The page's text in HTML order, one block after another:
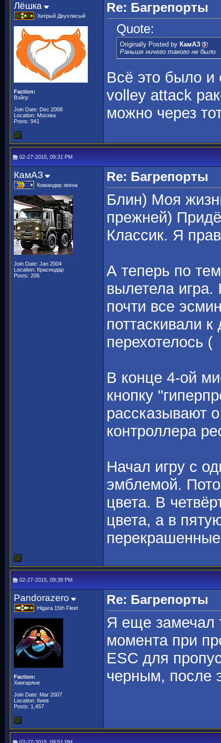
Лёшка
Хитрый Двухлисый
Faction:
Вэйгр
Join Date: Dec 2008
Location: Москва
Posts: 941
Re: Багрепорты
Quote:
Originally Posted by КамАЗ
Раньше ничего такого не было.
Всё это было
volley attack
можно через
02-27-2015, 09:31 PM
КамАЗ
Командир звена
Join Date: Jan 2004
Location: Краснодар
Posts: 206
Re: Багрепорты
Блин) Моя
прежней)
Классик. Я
А теперь по
вылетела игра.
почти все
поттаскивали
перехотелось (
В конце 4-ой
кнопку
рассказывают
контроллера
Начал игру с
эмблемой.
цвета. В
цвета, а в
02-27-2015, 09:38 PM
Pandorazero
Higara 15th Fleet
Faction:
Хиигаряне
Join Date: Mar 2007
Location: Киев
Posts: 1,457
Re: Багрепорты
Я еще замечал
момента при
ESC для
черным, после